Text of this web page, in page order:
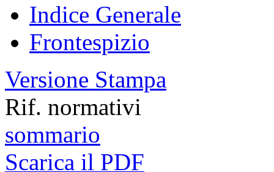
Indice Generale
Frontespizio
Versione Stampa
Rif. normativi
sommario
Scarica il PDF